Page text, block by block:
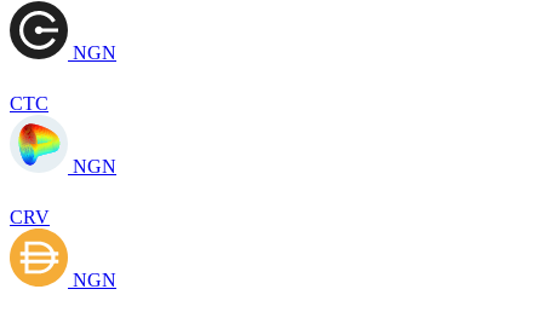
NGN
CTC
NGN
CRV
NGN